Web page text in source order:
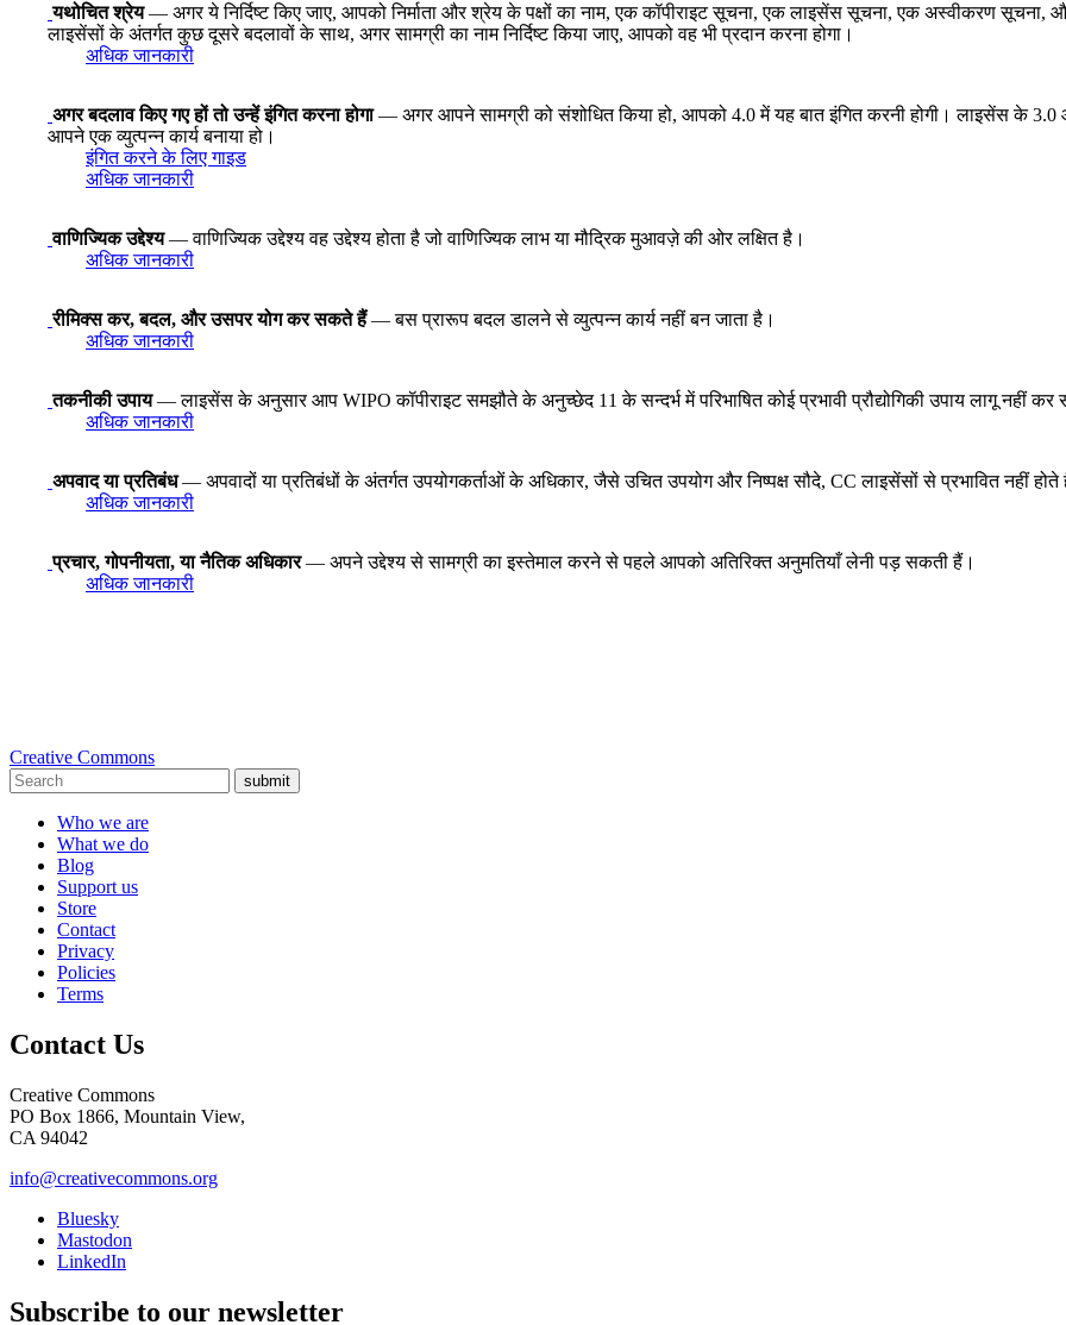
यथोचित श्रेय— अगर ये निर्दिष्ट किए जाए, आपको निर्माता और श्रेय के पक्षों का नाम, एक कॉपीराइट सूचना, एक लाइसेंस सूचना, एक अस्वीकरण
लाइसेंसों के अंतर्गत कुछ दूसरे बदलावों के साथ, अगर सामग्री का नाम निर्दिष्ट किया जाए, आपको वह भी प्रदान करना होगा।
अधिक जानकारी
अगर बदलाव किए गए हों तो उन्हें इंगित करना होगा— अगर आपने सामग्री को संशोधित किया हो, आपको 4.0 में यह बात इंगित करनी होगी। लाइसेंस के
आपने एक व्युत्पन्न कार्य बनाया हो।
इंगित करने के लिए गाइड
अधिक जानकारी
वाणिज्यिक उद्देश्य— वाणिज्यिक उद्देश्य वह उद्देश्य होता है जो वाणिज्यिक लाभ या मौद्रिक मुआवज़े की ओर लक्षित है।
अधिक जानकारी
रीमिक्स कर, बदल, और उसपर योग कर सकते हैं— बस प्रारूप बदल डालने से व्युत्पन्न कार्य नहीं बन जाता है।
अधिक जानकारी
तकनीकी उपाय— लाइसेंस के अनुसार आप WIPO कॉपीराइट समझौते के अनुच्छेद 11 के सन्दर्भ में परिभाषित कोई प्रभावी प्रौद्योगिकी उपाय लागू नहीं
अधिक जानकारी
अपवाद या प्रतिबंध— अपवादों या प्रतिबंधों के अंतर्गत उपयोगकर्ताओं के अधिकार, जैसे उचित उपयोग और निष्पक्ष सौदे, CC लाइसेंसों से प्रभावित नहीं होते
अधिक जानकारी
प्रचार, गोपनीयता, या नैतिक अधिकार— अपने उद्देश्य से सामग्री का इस्तेमाल करने से पहले आपको अतिरिक्त अनुमतियाँ लेनी पड़ सकती हैं।
अधिक जानकारी
Creative Commons
submit
Who we are
What we do
Blog
Support us
Store
Contact
Privacy
Policies
Terms
Contact Us
Creative Commons
PO Box 1866, Mountain View,
CA 94042
info@creativecommons.org
Bluesky
Mastodon
LinkedIn
Subscribe to our newsletter